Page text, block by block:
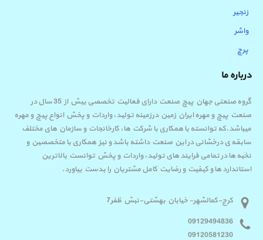
زنجیر
واشر
پرچ
درباره ما
گروه صنعتی جهان پیچ صنعت دارای فعالیت تخصصی بیش از 35 سال در
صنعت پیچ و مهره ایران زمین درزمینه تولید، واردات و پخش انواع پیچ و مهره
میباشد.که توانسته با همکاری با شرکت ها، کارخانجات و سازمان های مختلف
سابقه ی درخشانی در این صنعت داشته باشد و نیز همکاری با متخصصین و
نخبه ها در تمامی فرایند های تولید، واردات و پخش توانست بالاترین
استاندارد ها و کیفیت و رضایت کامل مشتریان را بدست بیاورد.
کرج-کمالشهر- خیابان بهشتی-نبش ظفر7
09129494836
09120581230